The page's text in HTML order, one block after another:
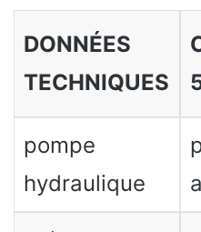
DONNÉES
TECHNIQUES
pompe
hydraulique